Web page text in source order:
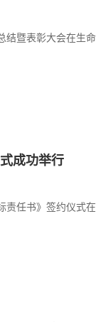
结暨表彰大会在生命
国际生物城全体员
成功举行
责任书》签约仪式在
县腾龙置业有限公
作。